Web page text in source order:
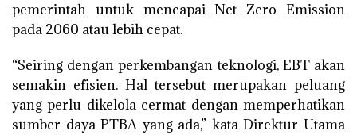
pemerintah untuk mencapai Net Zero Emission
pada 2060 atau lebih cepat.
“Seiring dengan perkembangan teknologi, EBT akan
semakin efisien. Hal tersebut merupakan peluang
yang perlu dikelola cermat dengan memperhatikan
sumber daya PTBA yang ada,” kata Direktur Utama